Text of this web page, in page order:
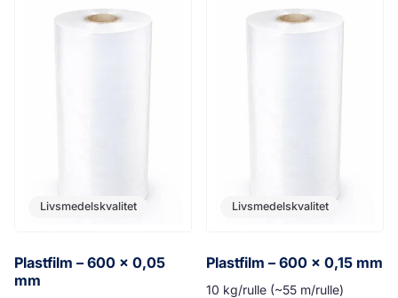
Livsmedelskvalitet
Plastfilm – 600 x 0,05
mm
Livsmedelskvalitet
Plastfilm – 600 x 0,15 mm
10 kg/rulle (~55 m/rulle)